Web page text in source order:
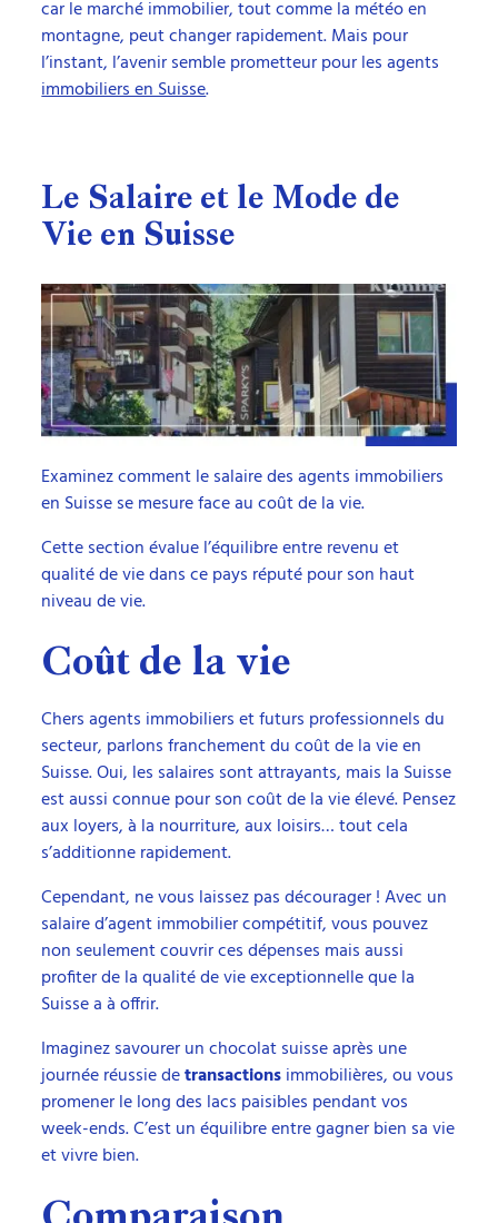
car le marché immobilier, tout comme la météo en
montagne, peut changer rapidement. Mais pour
l’instant, l’avenir semble prometteur pour les agents
immobiliers en Suisse.
Le Salaire et le Mode de
Vie en Suisse
Examinez comment le salaire des agents immobiliers
en Suisse se mesure face au coût de la vie.
Cette section évalue l’équilibre entre revenu et
qualité de vie dans ce pays réputé pour son haut
niveau de vie.
Coût de la vie
Chers agents immobiliers et futurs professionnels du
secteur, parlons franchement du coût de la vie en
Suisse. Oui, les salaires sont attrayants, mais la Suisse
est aussi connue pour son coût de la vie élevé. Pensez
aux loyers, à la nourriture, aux loisirs… tout cela
s’additionne rapidement.
Cependant, ne vous laissez pas décourager ! Avec un
salaire d’agent immobilier compétitif, vous pouvez
non seulement couvrir ces dépenses mais aussi
profiter de la qualité de vie exceptionnelle que la
Suisse a à offrir.
Imaginez savourer un chocolat suisse après une
journée réussie detransactionsimmobilières, ou vous
promener le long des lacs paisibles pendant vos
week-ends. C’est un équilibre entre gagner bien sa vie
et vivre bien.